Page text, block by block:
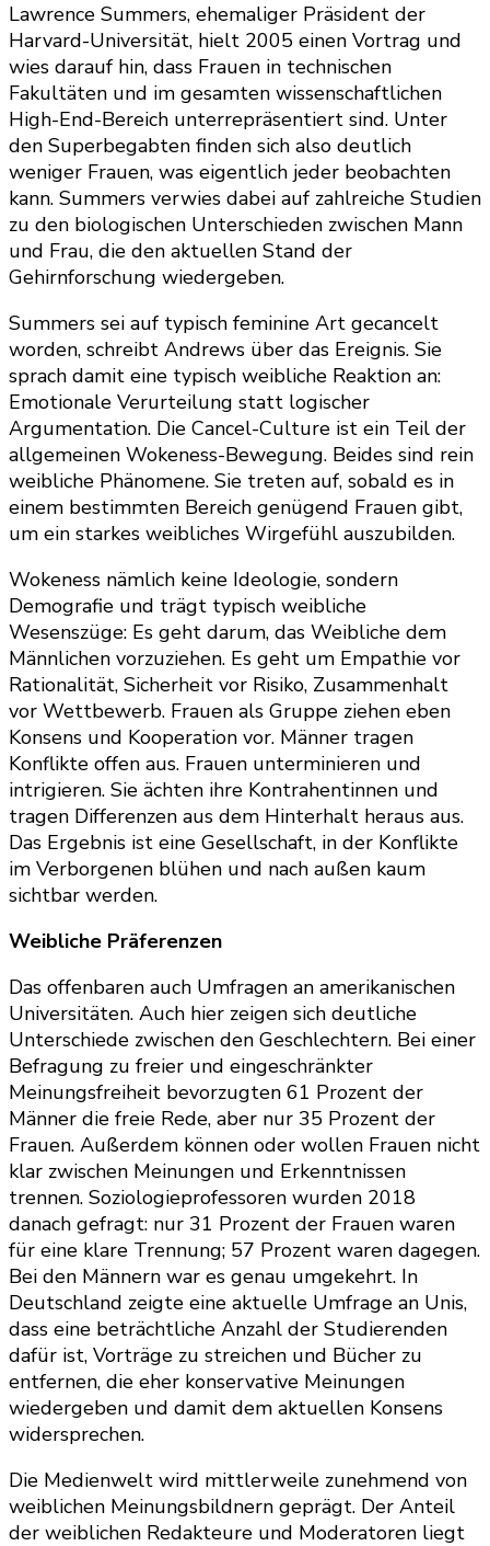
Lawrence Summers, ehemaliger Präsident der
Harvard-Universität, hielt 2005 einen Vortrag und
wies darauf hin, dass Frauen in technischen
Fakultäten und im gesamten wissenschaftlichen
High-End-Bereich unterrepräsentiert sind. Unter
den Superbegabten finden sich also deutlich
weniger Frauen, was eigentlich jeder beobachten
kann. Summers verwies dabei auf zahlreiche Studien
zu den biologischen Unterschieden zwischen Mann
und Frau, die den aktuellen Stand der
Gehirnforschung wiedergeben.
Summers sei auf typisch feminine Art gecancelt
worden, schreibt Andrews über das Ereignis. Sie
sprach damit eine typisch weibliche Reaktion an:
Emotionale Verurteilung statt logischer
Argumentation. Die Cancel-Culture ist ein Teil der
allgemeinen Wokeness-Bewegung. Beides sind rein
weibliche Phänomene. Sie treten auf, sobald es in
einem bestimmten Bereich genügend Frauen gibt,
um ein starkes weibliches Wirgefühl auszubilden.
Wokeness nämlich keine Ideologie, sondern
Demografie und trägt typisch weibliche
Wesenszüge: Es geht darum, das Weibliche dem
Männlichen vorzuziehen. Es geht um Empathie vor
Rationalität, Sicherheit vor Risiko, Zusammenhalt
vor Wettbewerb. Frauen als Gruppe ziehen eben
Konsens und Kooperation vor. Männer tragen
Konflikte offen aus. Frauen unterminieren und
intrigieren. Sie ächten ihre Kontrahentinnen und
tragen Differenzen aus dem Hinterhalt heraus aus.
Das Ergebnis ist eine Gesellschaft, in der Konflikte
im Verborgenen blühen und nach außen kaum
sichtbar werden.
Weibliche Präferenzen
Das offenbaren auch Umfragen an amerikanischen
Universitäten. Auch hier zeigen sich deutliche
Unterschiede zwischen den Geschlechtern. Bei einer
Befragung zu freier und eingeschränkter
Meinungsfreiheit bevorzugten 61 Prozent der
Männer die freie Rede, aber nur 35 Prozent der
Frauen. Außerdem können oder wollen Frauen nicht
klar zwischen Meinungen und Erkenntnissen
trennen. Soziologieprofessoren wurden 2018
danach gefragt: nur 31 Prozent der Frauen waren
für eine klare Trennung; 57 Prozent waren dagegen.
Bei den Männern war es genau umgekehrt. In
Deutschland zeigte eine aktuelle Umfrage an Unis,
dass eine beträchtliche Anzahl der Studierenden
dafür ist, Vorträge zu streichen und Bücher zu
entfernen, die eher konservative Meinungen
wiedergeben und damit dem aktuellen Konsens
widersprechen.
Die Medienwelt wird mittlerweile zunehmend von
weiblichen Meinungsbildnern geprägt. Der Anteil
der weiblichen Redakteure und Moderatoren liegt